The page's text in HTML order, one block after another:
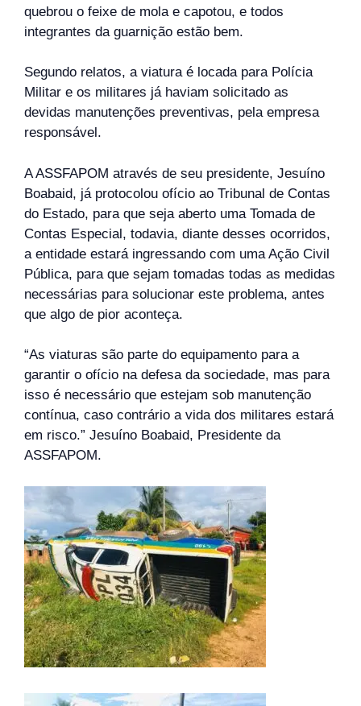
quebrou o feixe de mola e capotou, e todos
integrantes da guarnição estão bem.
Segundo relatos, a viatura é locada para Polícia
Militar e os militares já haviam solicitado as
devidas manutenções preventivas, pela empresa
responsável.
A ASSFAPOM através de seu presidente, Jesuíno
Boabaid, já protocolou ofício ao Tribunal de Contas
do Estado, para que seja aberto uma Tomada de
Contas Especial, todavia, diante desses ocorridos,
a entidade estará ingressando com uma Ação Civil
Pública, para que sejam tomadas todas as medidas
necessárias para solucionar este problema, antes
que algo de pior aconteça.
“As viaturas são parte do equipamento para a
garantir o ofício na defesa da sociedade, mas para
isso é necessário que estejam sob manutenção
contínua, caso contrário a vida dos militares estará
em risco.” Jesuíno Boabaid, Presidente da
ASSFAPOM.